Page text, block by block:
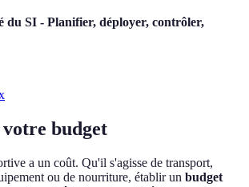
du SI - Planifier, déployer, contrôler,
votre budget
a un coût. Qu'il s'agisse de transport,
ou de nourriture, établir un budget